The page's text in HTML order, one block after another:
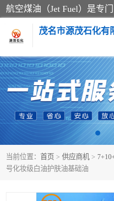
茂名市源茂石化有
当前位置： 首页 > 供应商机 >
号化妆级白油护肤油基础油
RP3航空煤油
D40+D60溶剂油
6号+120号溶剂油
异构烷烃